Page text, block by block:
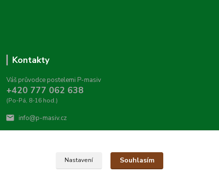
Kontakty
Váš průvodce postelemi P-masiv
+420 777 062 638
(Po-Pá, 8-16 hod.)
info@p-masiv.cz
Nastavení Souhlasím